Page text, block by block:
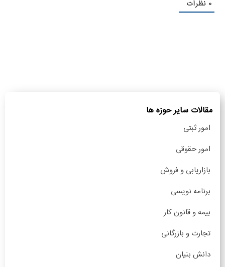
0 نظرات
مقالات سایر حوزه ها
امور ثبتی
امور حقوقی
بازاریابی و فروش
برنامه نویسی
بیمه و قانون کار
تجارت و بازرگانی
دانش بنیان